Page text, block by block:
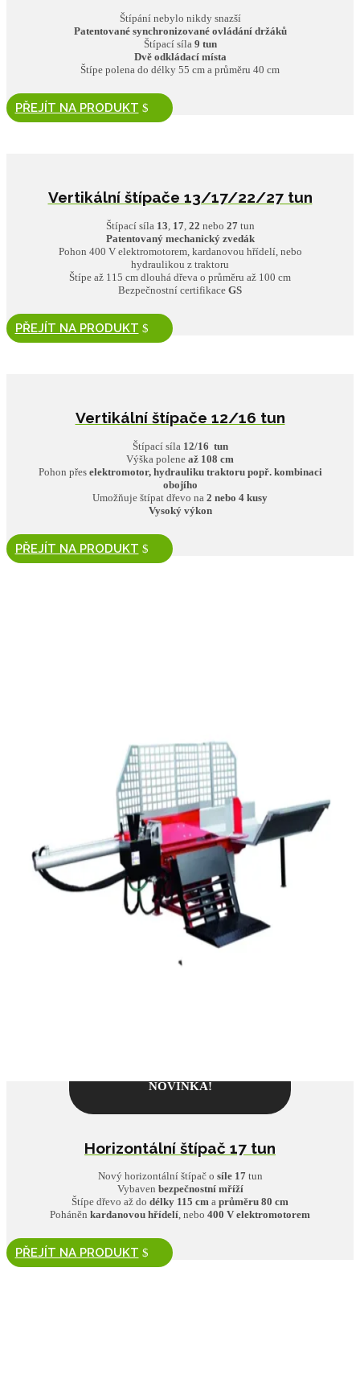
Štípání nebylo nikdy snazší
Patentované synchronizované ovládání držáků
Štípací síla 9 tun
Dvě odkládací místa
Štípe polena do délky 55 cm a průměru 40 cm
PŘEJÍT NA PRODUKT
Vertikální štípače 13/17/22/27 tun
Štípací síla 13 17, 22 nebo 27tun
Patentovaný mechanický zvedák
Pohon 400 V elektromotorem, kardanovou hřídelí, nebo
hydraulikou z traktoru
Štípe až 115 cm dlouhá dřeva o průměru až 100 cm
Bezpečnostní certifikace GS
PŘEJÍT NA PRODUKT
Vertikální štípače 12/16 tun
Štípací síla 12/16 tun
Výška polene až 108 cm
Pohon přes elektromotor, hydrauliku traktoru popř. kombinaci
obojího
Umožňuje štípat dřevo na 2 nebo 4 kusy
Vysoký výkon
PŘEJÍT NA PRODUKT
NOVINKA!
Horizontální štípač 17 tun
Nový horizontální štípač o síle 17tun
Vybaven bezpečnostní mříží
Štípe dřevo až do délky 115 cm a průměru 80 cm
Poháněn kardanovou hřídelí, nebo 400 V elektromotorem
PŘEJÍT NA PRODUKT